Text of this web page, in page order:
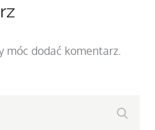
móc dodać komentarz.